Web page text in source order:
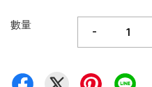
數量 -